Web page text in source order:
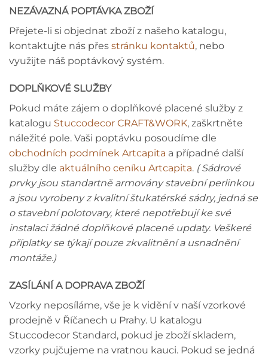
NEZÁVAZNÁ POPTÁVKA ZBOŽÍ
Přejete-li si objednat zboží z našeho katalogu,
kontaktujte nás přes stránku kontaktů, nebo
využijte náš poptávkový systém.
DOPLŇKOVÉ SLUŽBY
Pokud máte zájem o doplňkové placené služby z
katalogu Stuccodecor CRAFT&WORK, zaškrtněte
náležité pole. Vaši poptávku posoudíme dle
obchodních podmínek Artcapita a případné další
služby dle aktuálního ceníku Artcapita. ( Sádrové
prvky jsou standartně armovány stavební perlinkou
a jsou vyrobeny z kvalitní štukatérské sádry, jedná se
o stavební polotovary, které nepotřebují ke své
instalaci žádné doplňkové placené updaty. Veškeré
příplatky se týkají pouze zkvalitnění a usnadnění
montáže.)
ZASÍLÁNÍ A DOPRAVA ZBOŽÍ
Vzorky neposíláme, vše je k vidění v naší vzorkové
prodejně v Říčanech u Prahy. U katalogu
Stuccodecor Standard, pokud je zboží skladem,
vzorky pujčujeme na vratnou kauci. Pokud se jedná